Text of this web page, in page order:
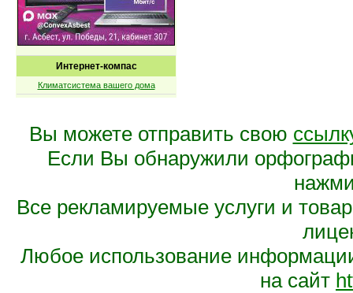
Интернет-компас
Климатсистема вашего дома
Вы можете отправить свою
Если Вы обнаружили
Все рекламируемые услуги и
Любое использование
на сайт